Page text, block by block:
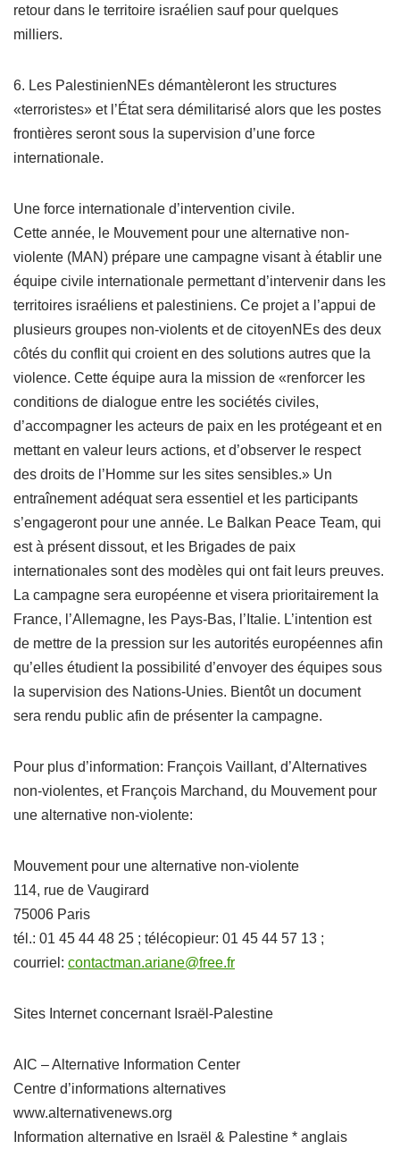
retour dans le territoire israélien sauf pour quelques
milliers.
6. Les PalestinienNEs démantèleront les structures
«terroristes» et l’État sera démilitarisé alors que les postes
frontières seront sous la supervision d’une force
internationale.
Une force internationale d’intervention civile.
Cette année, le Mouvement pour une alternative non-
violente (MAN) prépare une campagne visant à établir une
équipe civile internationale permettant d’intervenir dans les
territoires israéliens et palestiniens. Ce projet a l’appui de
plusieurs groupes non-violents et de citoyenNEs des deux
côtés du conflit qui croient en des solutions autres que la
violence. Cette équipe aura la mission de «renforcer les
conditions de dialogue entre les sociétés civiles,
d’accompagner les acteurs de paix en les protégeant et en
mettant en valeur leurs actions, et d’observer le respect
des droits de l’Homme sur les sites sensibles.» Un
entraînement adéquat sera essentiel et les participants
s’engageront pour une année. Le Balkan Peace Team, qui
est à présent dissout, et les Brigades de paix
internationales sont des modèles qui ont fait leurs preuves.
La campagne sera européenne et visera prioritairement la
France, l’Allemagne, les Pays-Bas, l’Italie. L’intention est
de mettre de la pression sur les autorités européennes afin
qu’elles étudient la possibilité d’envoyer des équipes sous
la supervision des Nations-Unies. Bientôt un document
sera rendu public afin de présenter la campagne.
Pour plus d’information: François Vaillant, d’Alternatives
non-violentes, et François Marchand, du Mouvement pour
une alternative non-violente:
Mouvement pour une alternative non-violente
114, rue de Vaugirard
75006 Paris
tél.: 01 45 44 48 25 ; télécopieur: 01 45 44 57 13 ;
courriel: contactman.ariane@free.fr
Sites Internet concernant Israël-Palestine
AIC – Alternative Information Center
Centre d’informations alternatives
www.alternativenews.org
Information alternative en Israël & Palestine * anglais